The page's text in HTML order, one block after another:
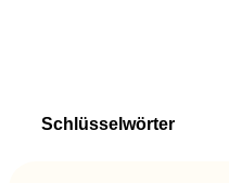
Schlüsselwörter